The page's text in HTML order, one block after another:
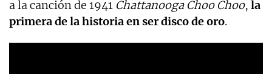
a la canción de 1941 Chattanooga Choo Choo, la
primera de la historia en ser disco de oro.